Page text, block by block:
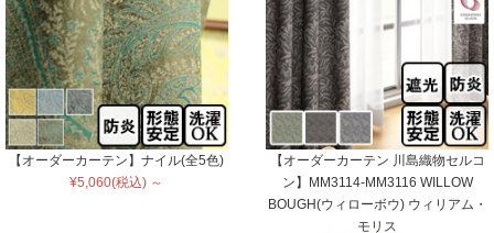
【オーダーカーテン】ナイル(全5色)
¥5,060(税込) ～
【オーダーカーテン 川島織物セルコ
ン】MM3114-MM3116 WILLOW
BOUGH(ウィローボウ) ウィリアム・
モリス